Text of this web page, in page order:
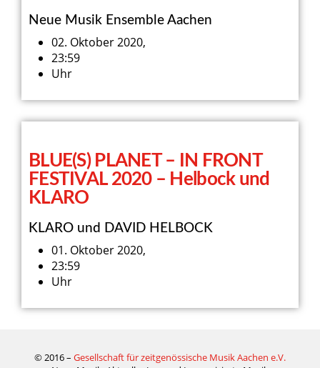
Neue Musik Ensemble Aachen
02. Oktober 2020,
23:59
Uhr
BLUE(S) PLANET – IN FRONT
FESTIVAL 2020 – Helbock und
KLARO
KLARO und DAVID HELBOCK
01. Oktober 2020,
23:59
Uhr
© 2016 – Gesellschaft für zeitgenössische Musik Aachen e.V.